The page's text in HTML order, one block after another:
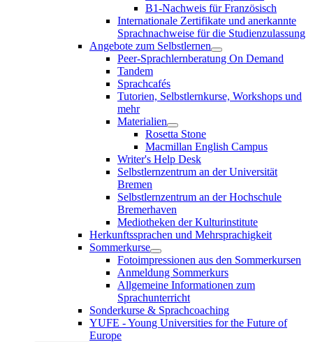
B1-Nachweis für Französisch
Internationale Zertifikate und anerkannte
Sprachnachweise für die Studienzulassung
Angebote zum Selbstlernen
Peer-Sprachlernberatung On Demand
Tandem
Sprachcafés
Tutorien, Selbstlernkurse, Workshops und
mehr
Materialien
Rosetta Stone
Macmillan English Campus
Writer's Help Desk
Selbstlernzentrum an der Universität
Bremen
Selbstlernzentrum an der Hochschule
Bremerhaven
Mediotheken der Kulturinstitute
Herkunftssprachen und Mehrsprachigkeit
Sommerkurse
Fotoimpressionen aus den Sommerkursen
Anmeldung Sommerkurs
Allgemeine Informationen zum
Sprachunterricht
Sonderkurse & Sprachcoaching
YUFE - Young Universities for the Future of
Europe